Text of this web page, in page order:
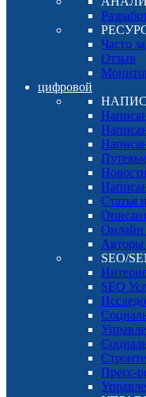
Часто
Отзыв
цифровой
Статья
Онлайн
Авторы
SEO/
SEO
Пресс-